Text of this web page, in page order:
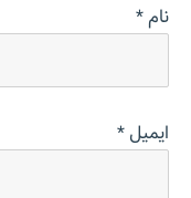
نام*
ایمیل*